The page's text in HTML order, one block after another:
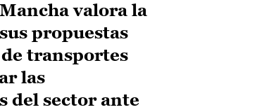
valora la
propuestas
transportes
las
del sector ante